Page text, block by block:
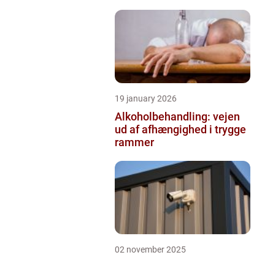
19 january 2026
Alkoholbehandling: vejen
ud af afhængighed i trygge
rammer
02 november 2025